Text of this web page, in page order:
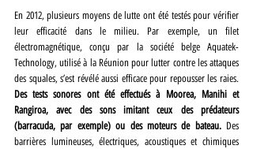
En 2012, plusieurs moyens de lutte ont été testés pour vérifier
leur efficacité dans le milieu. Par exemple, un filet
électromagnétique, conçu par la société belge Aquatek-
Technology, utilisé à la Réunion pour lutter contre les attaques
Des tests sonores ont été effectués à Moorea, Manihi et
Rangiroa, avec des sons imitant ceux des prédateurs
(barracuda, par exemple) ou des moteurs de bateau. Des
barrières lumineuses, électriques, acoustiques et chimiques